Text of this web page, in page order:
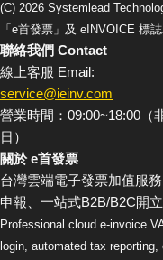
(C) 2026 Systemlead
「e首發票」及 eINVOICE 標
聯絡我們 Contact
線上客服 Email:
service@ieinv.com
營業時間：09:00~18:00（
日）
關於 e首發票
台灣雲端電子發票加值服
申報、一站式B2B/B2C開立
Professional cloud e-invoice
login, automated tax